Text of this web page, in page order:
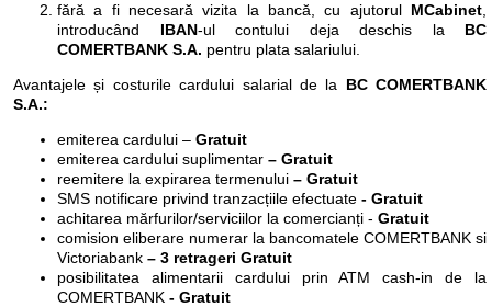
fără a fi necesară vizita la bancă, cu ajutorul MCabinet
introducând IBAN-ul contului deja deschis la BC
COMERTBANK S.A. pentru plata salariului.
Avantajele și costurile cardului salarial de la BC COMERTBANK
S.A.:
emiterea cardului – Gratuit
emiterea cardului suplimentar – Gratuit
reemitere la expirarea termenului – Gratuit
SMS notificare privind tranzacțiile efectuate - Gratuit
achitarea mărfurilor/serviciilor la comercianți - Gratuit
comision eliberare numerar la bancomatele COMERTBANK si
Victoriabank – 3 retrageri Gratuit
posibilitatea alimentarii cardului prin ATM cash-in de la
COMERTBANK - Gratuit